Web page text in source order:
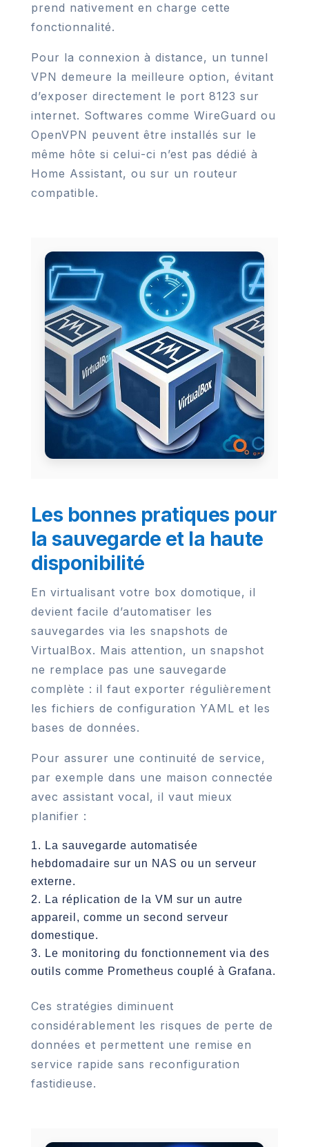
prend nativement en charge cette
fonctionnalité.
Pour la connexion à distance, un tunnel
VPN demeure la meilleure option, évitant
d’exposer directement le port 8123 sur
internet. Softwares comme WireGuard ou
OpenVPN peuvent être installés sur le
même hôte si celui-ci n’est pas dédié à
Home Assistant, ou sur un routeur
compatible.
Les bonnes pratiques pour
la sauvegarde et la haute
disponibilité
En virtualisant votre box domotique, il
devient facile d’automatiser les
sauvegardes via les snapshots de
VirtualBox. Mais attention, un snapshot
ne remplace pas une sauvegarde
complète : il faut exporter régulièrement
les fichiers de configuration YAML et les
bases de données.
Pour assurer une continuité de service,
par exemple dans une maison connectée
avec assistant vocal, il vaut mieux
planifier :
La sauvegarde automatisée
hebdomadaire sur un NAS ou un serveur
externe.
La réplication de la VM sur un autre
appareil, comme un second serveur
domestique.
Le monitoring du fonctionnement via des
outils comme Prometheus couplé à Grafana.
Ces stratégies diminuent
considérablement les risques de perte de
données et permettent une remise en
service rapide sans reconfiguration
fastidieuse.